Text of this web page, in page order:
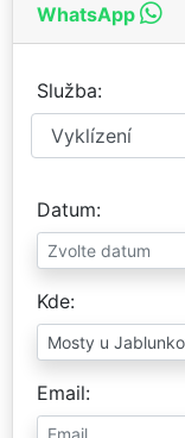
WhatsApp
Služba
Datum
Kde
Email